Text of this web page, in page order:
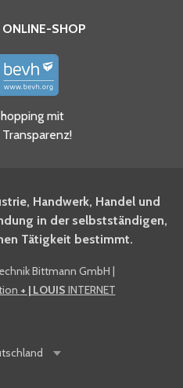
die
gelesen
diese.
Fachwissen
anmelden.
mich für den
Newsletter
ONLINE-SHOP
mit
Handwerk, Handel und
in der selbstständigen,
Tätigkeit bestimmt.
Bittmann GmbH |
+ | LOUIS INTERNET